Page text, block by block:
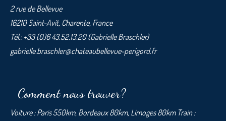
2 rue de Bellevue
16210 Saint-Avit, Charente, France
Tél.: +33 (0)6 43.52.13.20 (Gabrielle Braschler)
gabrielle.braschler@chateaubellevue-perigord.fr
Comment nous trouver?
Voiture : Paris 550km, Bordeaux 80km, Limoges 80km Train :